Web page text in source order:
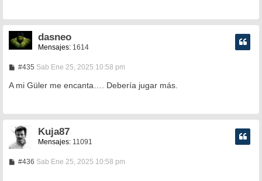
e
dasneo
Mensajes: 1614
#435M
n
e
Sab Ene 25, 2025 10:58 pm
A mi Güler me encanta…. Debería jugar más.
Kuja87
Mensajes: 11091
#436MSab Ene 25, 2025 10:58 pm